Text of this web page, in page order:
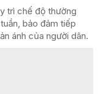
trì chế độ thường
bảo đảm tiếp
ánh của người dân.